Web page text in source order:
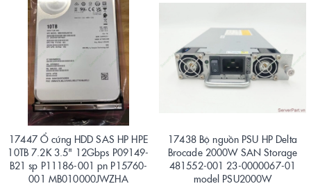
17447 Ổ cứng HDD SAS HP HPE
10TB 7.2K 3.5" 12Gbps P09149-
B21 sp P11186-001 pn P15760-
001 MB010000JWZHA
17438 Bộ nguồn PSU HP Delta
Brocade 2000W SAN Storage
481552-001 23-0000067-01
model PSU2000W